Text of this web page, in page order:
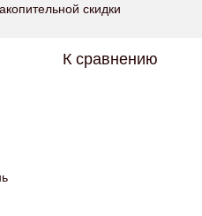
скидки
К сравнению